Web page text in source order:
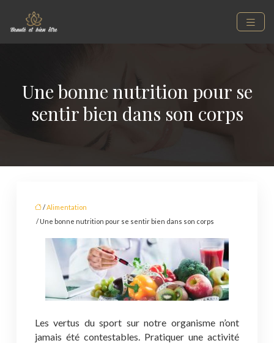
Une bonne nutrition pour se
sentir bien dans son corps
/Alimentation
/ Une bonne nutrition pour se sentir bien dans son corps
Les vertus du sport sur notre organisme n’ont
jamais été contestables. Pratiquer une activité